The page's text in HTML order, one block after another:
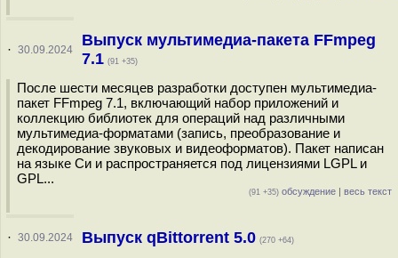
· 30.09.2024
Выпуск мультимедиа-пакета FFmpeg
7.1 (91 +35)
После шести месяцев разработки доступен мультимедиа-
пакет FFmpeg 7.1, включающий набор приложений и
коллекцию библиотек для операций над различными
мультимедиа-форматами (запись, преобразование и
декодирование звуковых и видеоформатов). Пакет написан
на языке Си и распространяется под лицензиями LGPL и
GPL...
(91 +35) обсуждение | весь текст
· 30.09.2024 Выпуск qBittorrent 5.0 (270 +64)